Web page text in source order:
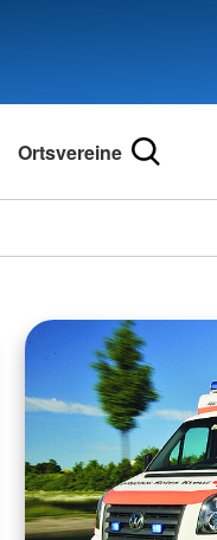
Ortsvereine